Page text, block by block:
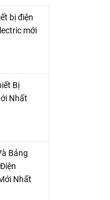
bị điện
mới
Bị
Nhất
Bảng
Nhất